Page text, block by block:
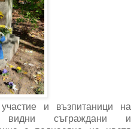
и възпитаници на
видни съграждани и